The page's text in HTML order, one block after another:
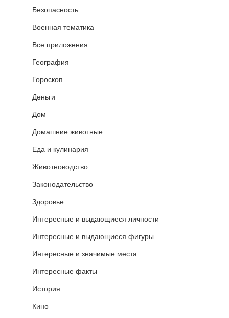
Безопасность
Военная тематика
Все приложения
География
Гороскоп
Деньги
Дом
Домашние животные
Еда и кулинария
Животноводство
Законодательство
Здоровье
Интересные и выдающиеся личности
Интересные и выдающиеся фигуры
Интересные и значимые места
Интересные факты
История
Кино